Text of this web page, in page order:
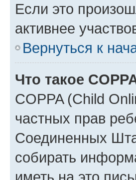
Если это
активнее
Вернуться к
Что такое
COPPA (Child
частных прав
Соединенных
собирать